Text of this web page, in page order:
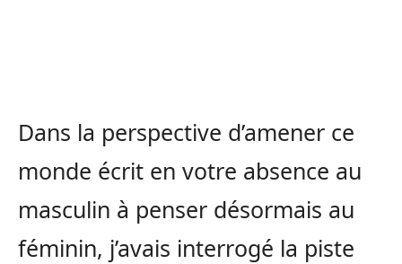
Dans la perspective d’amener ce
monde écrit en votre absence au
masculin à penser désormais au
féminin, j’avais interrogé la piste